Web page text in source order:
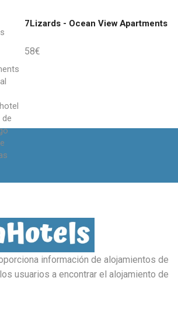
7Lizards - Ocean View Apartments
58€
información de alojamientos de
usuarios a encontrar el alojamiento de